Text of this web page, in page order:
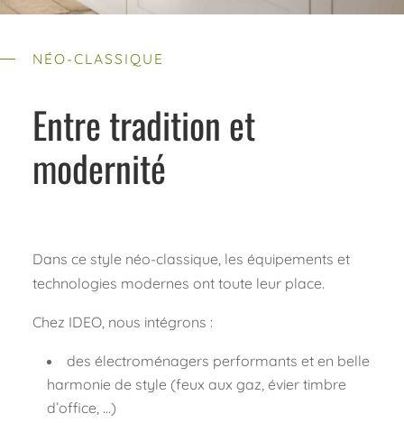
NÉO-CLASSIQUE
Entre tradition et
modernité
Dans ce style néo-classique, les équipements et
technologies modernes ont toute leur place.
Chez IDEO, nous intégrons :
des électroménagers performants et en belle
harmonie de style (feux aux gaz, évier timbre
d’office, …)